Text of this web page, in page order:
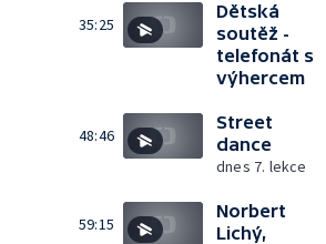
35:25
Dětská
soutěž -
telefonát s
výhercem
48:46
Street
dance
dnes 7. lekce
59:15
Norbert
Lichý,